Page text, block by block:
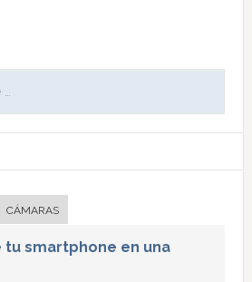
CÁMARAS
smartphone en una